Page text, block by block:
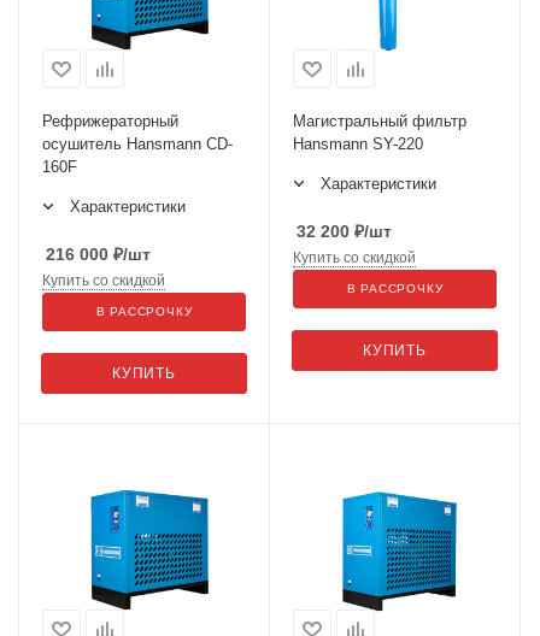
Рефрижераторный
осушитель Hansmann CD-
160F
Характеристики
216 000 ₽/шт
КУПИТЬ
Купить со скидкой
В РАССРОЧКУ
Магистральный фильтр
Hansmann SY-220
Характеристики
32 200 ₽/шт
КУПИТЬ
Купить со скидкой
В РАССРОЧКУ